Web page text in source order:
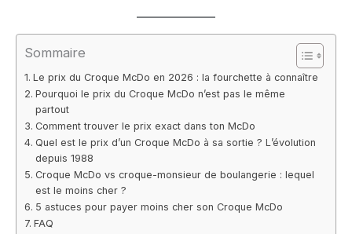
Sommaire
Le prix du Croque McDo en 2026 : la fourchette à connaître
Pourquoi le prix du Croque McDo n’est pas le même
partout
Comment trouver le prix exact dans ton McDo
Quel est le prix d’un Croque McDo à sa sortie ? L’évolution
depuis 1988
Croque McDo vs croque-monsieur de boulangerie : lequel
est le moins cher ?
5 astuces pour payer moins cher son Croque McDo
FAQ